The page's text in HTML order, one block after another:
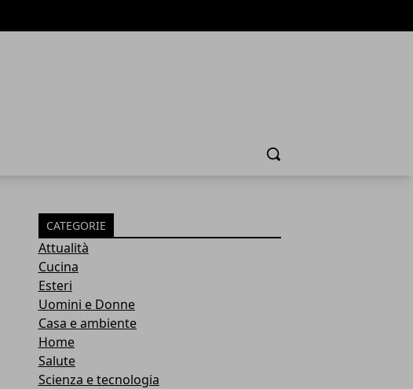
Cerca
CATEGORIE
Attualità
Cucina
Esteri
Uomini e Donne
Casa e ambiente
Home
Salute
Scienza e tecnologia